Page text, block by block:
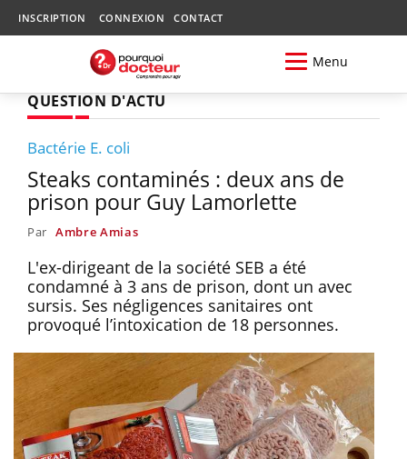
INSCRIPTION CONNEXION CONTACT
Menu
QUESTION D'ACTU
Bactérie E. coli
Steaks contaminés : deux ans de
prison pour Guy Lamorlette
Par Ambre Amias
L'ex-dirigeant de la société SEB a été
condamné à 3 ans de prison, dont un avec
sursis. Ses négligences sanitaires ont
provoqué l’intoxication de 18 personnes.